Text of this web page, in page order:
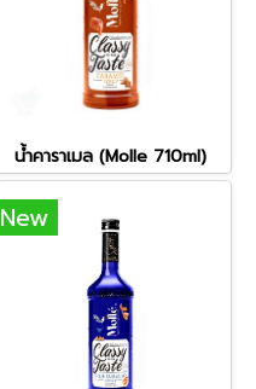
น้ำคาราเมล (Molle 710ml)
New